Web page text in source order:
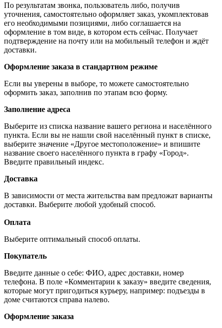
По результатам звонка, пользователь либо, получив
уточнения, самостоятельно оформляет заказ, укомплектовав
его необходимыми позициями, либо соглашается на
оформление в том виде, в котором есть сейчас. Получает
подтверждение на почту или на мобильный телефон и ждёт
доставки.
Оформление заказа в стандартном режиме
Если вы уверены в выборе, то можете самостоятельно
оформить заказ, заполнив по этапам всю форму.
Заполнение адреса
Выберите из списка название вашего региона и населённого
пункта. Если вы не нашли свой населённый пункт в списке,
выберите значение «Другое местоположение» и впишите
название своего населённого пункта в графу «Город».
Введите правильный индекс.
Доставка
В зависимости от места жительства вам предложат варианты
доставки. Выберите любой удобный способ.
Оплата
Выберите оптимальный способ оплаты.
Покупатель
Введите данные о себе: ФИО, адрес доставки, номер
телефона. В поле «Комментарии к заказу» введите сведения,
которые могут пригодиться курьеру, например: подъезды в
доме считаются справа налево.
Оформление заказа